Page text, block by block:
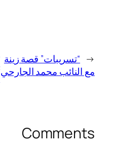
← “تسريبات” قصة زينة
مع النائب محمد الجارحي
Comments